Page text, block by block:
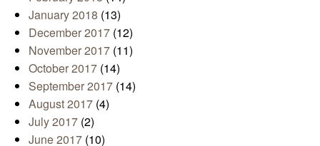
January 2018 (13)
December 2017 (12)
November 2017 (11)
October 2017 (14)
September 2017 (14)
August 2017 (4)
July 2017 (2)
June 2017 (10)